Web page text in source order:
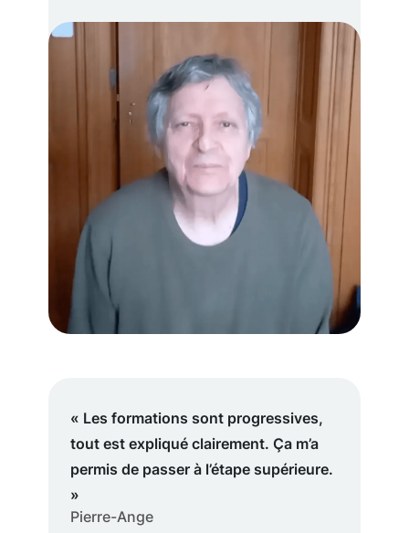
« Les formations sont progressives,
tout est expliqué clairement. Ça m’a
permis de passer à l’étape supérieure.
»
Pierre-Ange